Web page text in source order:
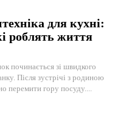
для кухні:
роблять життя
починається зі швидкого
Після зустрічі з родиною
перемити гору посуду....